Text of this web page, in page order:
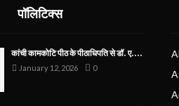
पॉलिटिक्स
कांची कामकोटि पीठ के पीठाधिपति से डॉ. ए....
January 12, 2026 0